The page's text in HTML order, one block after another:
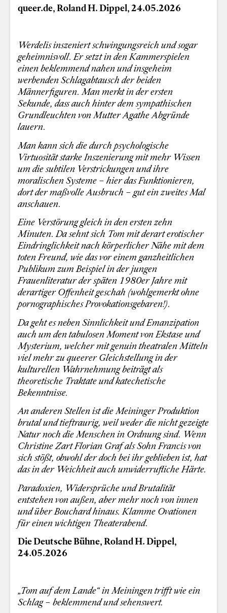
queer.de, Roland H. Dippel, 24.05.2026
Werdelis inszeniert schwingungsreich und sogar
geheimnisvoll. Er setzt in den Kammerspielen
einen beklemmend nahen und insgeheim
werbenden Schlagabtausch der beiden
Männerfiguren. Man merkt in der ersten
Sekunde, dass auch hinter dem sympathischen
Grundleuchten von Mutter Agathe Abgründe
lauern.
Man kann sich die durch psychologische
Virtuosität starke Inszenierung mit mehr Wissen
um die subtilen Verstrickungen und ihre
moralischen Systeme – hier das Funktionieren,
dort der maßvolle Ausbruch – gut ein zweites Mal
anschauen.
Eine Verstörung gleich in den ersten zehn
Minuten. Da sehnt sich Tom mit derart erotischer
Eindringlichkeit nach körperlicher Nähe mit dem
toten Freund, wie das vor einem ganzheitlichen
Publikum zum Beispiel in der jungen
Frauenliteratur der späten 1980er Jahre mit
derartiger Offenheit geschah (wohlgemerkt ohne
pornographisches Provokationsgebaren!).
Da geht es neben Sinnlichkeit und Emanzipation
auch um den tabulosen Moment von Ekstase und
Mysterium, welcher mit genuin theatralen Mitteln
viel mehr zu queerer Gleichstellung in der
kulturellen Wahrnehmung beiträgt als
theoretische Traktate und katechetische
Bekenntnisse.
An anderen Stellen ist die Meininger Produktion
brutal und tieftraurig, weil weder die nicht gezeigte
Natur noch die Menschen in Ordnung sind. Wenn
Christine Zart Florian Graf als Sohn Francis von
sich stößt, obwohl der doch bei ihr geblieben ist, hat
das in der Weichheit auch unwiderrufliche Härte.
Paradoxien, Widersprüche und Brutalität
entstehen von außen, aber mehr noch von innen
und über Bouchard hinaus. Klamme Ovationen
für einen wichtigen Theaterabend.
Die Deutsche Bühne, Roland H. Dippel,
24.05.2026
„Tom auf dem Lande“ in Meiningen trifft wie ein
Schlag – beklemmend und sehenswert.